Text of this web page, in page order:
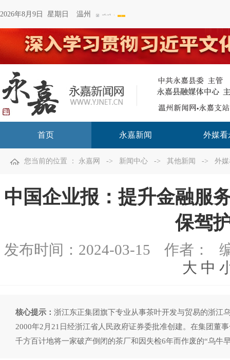
2026年8月9日 星期日 温州
首页 永嘉新闻 外媒看
您当前的位置 ： 永嘉网 -> 新闻中心 -> 其他新闻 -> 外
中国企业报：提升金融服
保驾
发布时间： 2024-03-15 作者：
大 中
核心提示： 浙江东正集团旗下专业从事茶叶开发与贸易的浙江
2000年2月21日经浙江省人民政府证券委批准创建。在集团董
千方百计地将一家破产倒闭的茶厂和因失检6年而作废的“乌牛